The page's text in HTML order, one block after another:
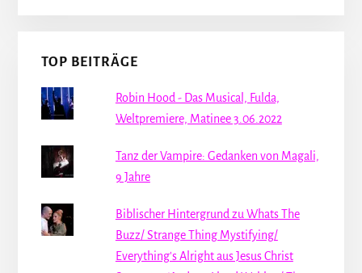
TOP BEITRÄGE
Robin Hood - Das Musical, Fulda,
Weltpremiere, Matinee 3.06.2022
Tanz der Vampire: Gedanken von Magali,
9 Jahre
Biblischer Hintergrund zu Whats The
Buzz/ Strange Thing Mystifying/
Everything's Alright aus Jesus Christ